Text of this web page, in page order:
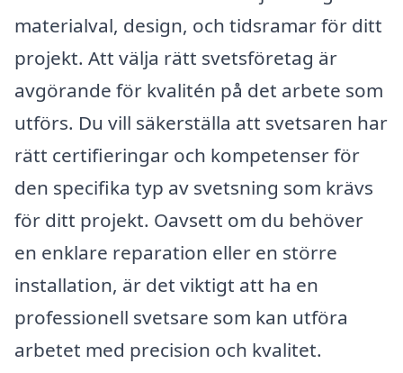
materialval, design, och tidsramar för ditt
projekt. Att välja rätt svetsföretag är
avgörande för kvalitén på det arbete som
utförs. Du vill säkerställa att svetsaren har
rätt certifieringar och kompetenser för
den specifika typ av svetsning som krävs
för ditt projekt. Oavsett om du behöver
en enklare reparation eller en större
installation, är det viktigt att ha en
professionell svetsare som kan utföra
arbetet med precision och kvalitet.